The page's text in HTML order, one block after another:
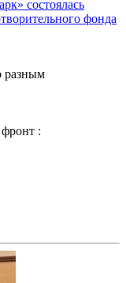
состоялась
фонда
разным
: